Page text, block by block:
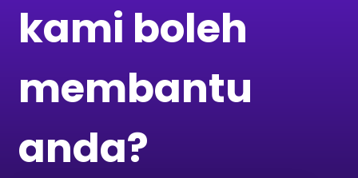
kami boleh
membantu
anda?